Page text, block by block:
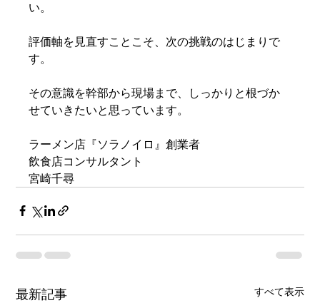
い。
評価軸を見直すことこそ、次の挑戦のはじまりで
す。
その意識を幹部から現場まで、しっかりと根づか
せていきたいと思っています。
ラーメン店『ソラノイロ』創業者
飲食店コンサルタント
宮崎千尋
最新記事 すべて表示